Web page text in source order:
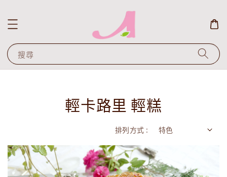
搜尋
輕卡路里 輕糕
排列方式 :